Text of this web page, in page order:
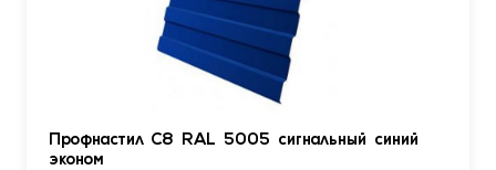
Профнастил С8 RAL 5005 сигнальный синий
эконом